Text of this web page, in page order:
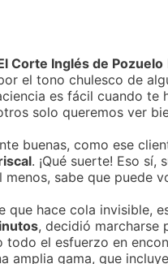
Corte Inglés de Pozuelo
el tono chulesco de
es fácil cuando te
solo queremos ver
buenas, como ese
. ¡Qué suerte! Eso sí,
sabe que puede
hace cola invisible,
, decidió marcharse
el esfuerzo en
amplia gama, que incluye